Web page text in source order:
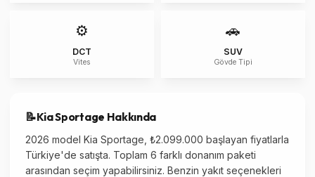
⚙️
DCT
Vites
🚗
SUV
Gövde Tipi
📝KiaSportage Hakkında
2026 model Kia Sportage, ₺2.099.000 başlayan fiyatlarla
Türkiye'de satışta. Toplam 6 farklı donanım paketi
arasından seçim yapabilirsiniz. Benzin yakıt seçenekleri